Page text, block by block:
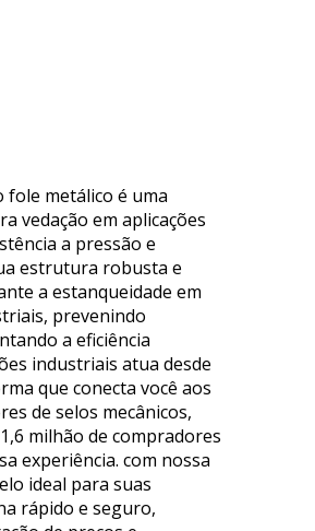
fole metálico é uma
vedação em aplicações
a pressão e
estrutura robusta e
a estanqueidade em
prevenindo
a eficiência
industriais atua desde
que conecta você aos
de selos mecânicos,
milhão de compradores
experiência. com nossa
ideal para suas
rápido e seguro,